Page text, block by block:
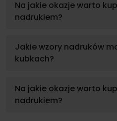
Na jakie okazje warto
nadrukiem?
Jakie wzory nadruków
kubkach?
Na jakie okazje warto
nadrukiem?